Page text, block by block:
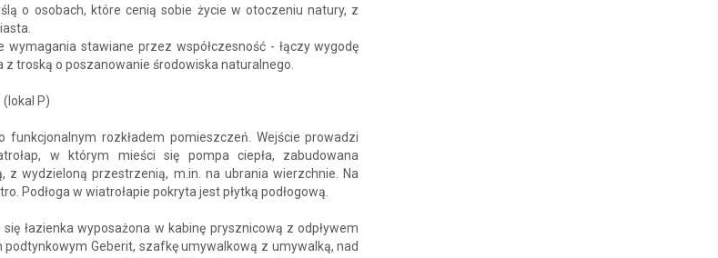
o osobach, które cenią sobie życie w otoczeniu natury, z
wymagania stawiane przez współczesność - łączy wygodę
troską o poszanowanie środowiska naturalnego.
(lokal P)
funkcjonalnym rozkładem pomieszczeń. Wejście prowadzi
w którym mieści się pompa ciepła, zabudowana
z wydzieloną przestrzenią, m.in. na ubrania wierzchnie. Na
Podłoga w wiatrołapie pokryta jest płytką podłogową.
łazienka wyposażona w kabinę prysznicową z odpływem
podtynkowym Geberit, szafkę umywalkową z umywalką, nad